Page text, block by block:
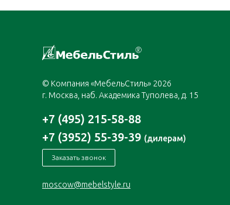
© Компания «МебельСтиль» 2026
г. Москва, наб. Академика Туполева, д. 15
+7 (495) 215-58-88
+7 (3952) 55-39-39 (дилерам)
Заказать звонок
moscow@mebelstyle.ru